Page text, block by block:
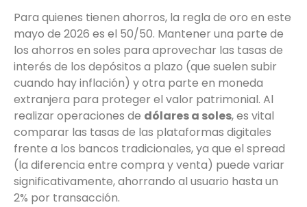
Para quienes tienen ahorros, la regla de oro en este
mayo de 2026 es el 50/50. Mantener una parte de
los ahorros en soles para aprovechar las tasas de
interés de los depósitos a plazo (que suelen subir
cuando hay inflación) y otra parte en moneda
extranjera para proteger el valor patrimonial. Al
realizar operaciones de dólares a soles, es vital
comparar las tasas de las plataformas digitales
frente a los bancos tradicionales, ya que el spread
(la diferencia entre compra y venta) puede variar
significativamente, ahorrando al usuario hasta un
2% por transacción.